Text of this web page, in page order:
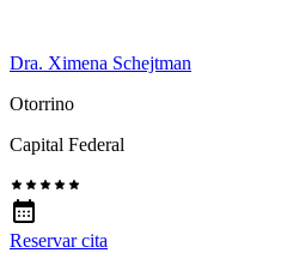
Dra. Ximena Schejtman
Otorrino
Capital Federal
Reservar cita